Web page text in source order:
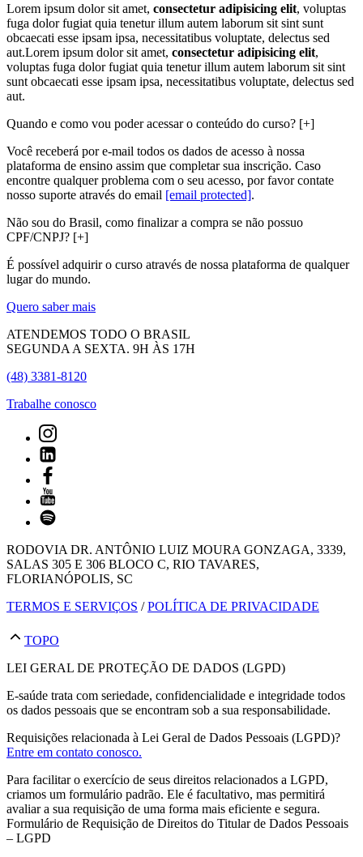
Lorem ipsum dolor sit amet, consectetur adipisicing elit, voluptas
fuga dolor fugiat quia tenetur illum autem laborum sit sint sunt
obcaecati esse ipsam ipsa, necessitatibus voluptate, delectus sed
aut.Lorem ipsum dolor sit amet, consectetur adipisicing elit,
voluptas fuga dolor fugiat quia tenetur illum autem laborum sit sint
sunt obcaecati esse ipsam ipsa, necessitatibus voluptate, delectus sed
aut.
Quando e como vou poder acessar o conteúdo do curso? [+]
Você receberá por e-mail todos os dados de acesso à nossa
plataforma de ensino assim que completar sua inscrição. Caso
encontre qualquer problema com o seu acesso, por favor contate
nosso suporte através do email [email protected].
Não sou do Brasil, como finalizar a compra se não possuo
CPF/CNPJ? [+]
É possível adquirir o curso através de nossa plataforma de qualquer
lugar do mundo.
Quero saber mais
ATENDEMOS TODO O BRASIL
SEGUNDA A SEXTA. 9H ÀS 17H
(48) 3381-8120
Trabalhe conosco
RODOVIA DR. ANTÔNIO LUIZ MOURA GONZAGA, 3339,
SALAS 305 E 306 BLOCO C, RIO TAVARES,
FLORIANÓPOLIS, SC
TERMOS E SERVIÇOS /POLÍTICA DE PRIVACIDADE
TOPO
LEI GERAL DE PROTEÇÃO DE DADOS (LGPD)
E-saúde trata com seriedade, confidencialidade e integridade todos
os dados pessoais que se encontram sob a sua responsabilidade.
Requisições relacionada à Lei Geral de Dados Pessoais (LGPD)?
Entre em contato conosco.
Para facilitar o exercício de seus direitos relacionados a LGPD,
criamos um formulário padrão. Ele é facultativo, mas permitirá
avaliar a sua requisição de uma forma mais eficiente e segura.
Formulário de Requisição de Direitos do Titular de Dados Pessoais
– LGPD